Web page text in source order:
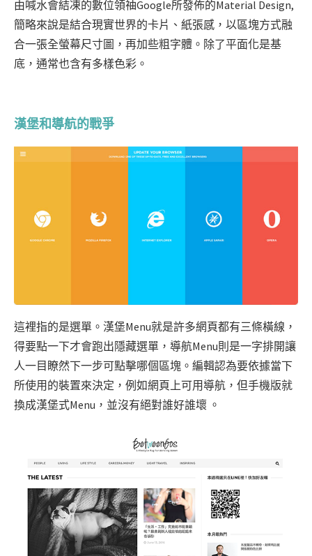
由喊水會結凍的數位領䄂Google所發佈的Material Design,
簡略來說是結合現實世界的卡片、紙張感，以區塊方式融
合一張全螢幕尺寸圖，再加些粗字體。除了平面化是基
底，通常也含有多樣色彩。
漢堡和導航的戰爭
這裡指的是選單。漢堡Menu就是許多網頁都有三條橫線，
得要點一下才會跑出隱藏選單，導航Menu則是一字排開讓
人一目瞭然下一步可點擊哪個區塊。編輯認為要依據當下
所使用的裝置來決定，例如網頁上可用導航，但手機版就
換成漢堡式Menu，並沒有絕對誰好誰壞 。